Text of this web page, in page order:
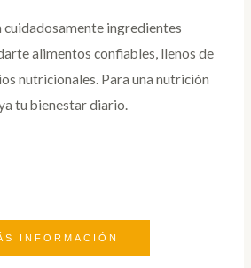
cuidadosamente ingredientes
alimentos confiables, llenos de
nutricionales. Para una nutrición
tu bienestar diario.
INFORMACIÓN